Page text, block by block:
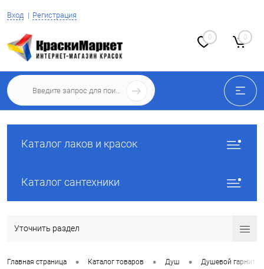
Вход Регистрация
0 0
Каталог лаков и красок
Каталог сантехники
Уточнить раздел
Главная страница • Каталог товаров • Душ • Душевой гарнитур